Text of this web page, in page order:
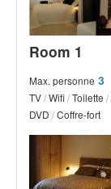
Room 1
Max. personne 3
TV/Wifi/Toilette /
DVD /Coffre-fort